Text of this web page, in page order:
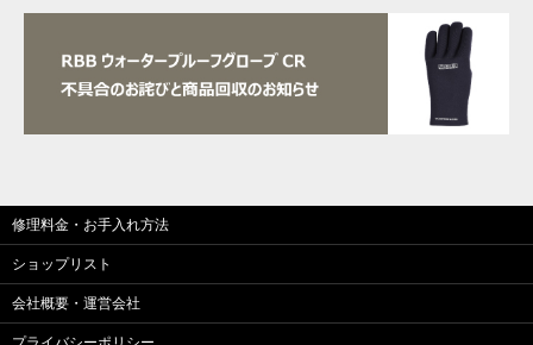
修理料金・お手入れ方法
ショップリスト
会社概要・運営会社